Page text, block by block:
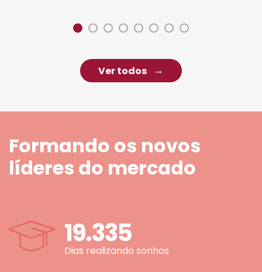
Ver todos
Formando os novos
líderes do mercado
19.335
Dias realizando sonhos